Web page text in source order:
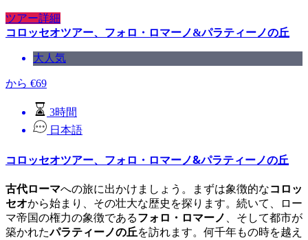
ツアー詳細
コロッセオツアー、フォロ・ロマーノ&パラティーノの丘
大人気
から €69
3時間
日本語
コロッセオツアー、フォロ・ロマーノ&パラティーノの丘
古代ローマへの旅に出かけましょう。まずは象徴的なコロッ
セオから始まり、その壮大な歴史を探ります。続いて、ロー
マ帝国の権力の象徴であるフォロ・ロマーノ 、そして都市が
築かれたパラティーノの丘を訪れます。何千年もの時を越え